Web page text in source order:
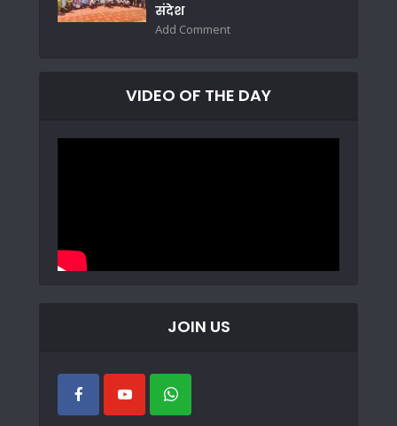
संदेश
Add Comment
VIDEO OF THE DAY
JOIN US